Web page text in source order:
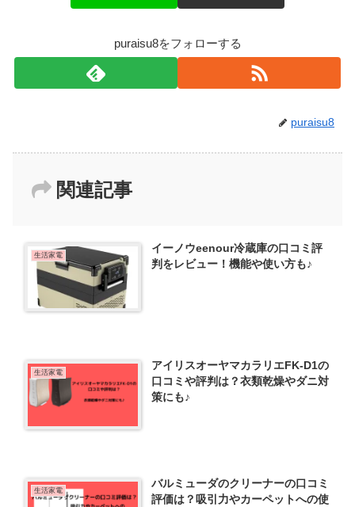
puraisu8をフォローする
puraisu8
関連記事
生活家電
イーノウeenour冷蔵庫の口コミ評
判をレビュー！機能や使い方も♪
生活家電
アイリスオーヤマカラリエFK-D1の
口コミや評判は？衣類乾燥やダニ対
策にも♪
生活家電
バルミューダのクリーナーの口コミ
評価は？吸引力やカーペットへの使